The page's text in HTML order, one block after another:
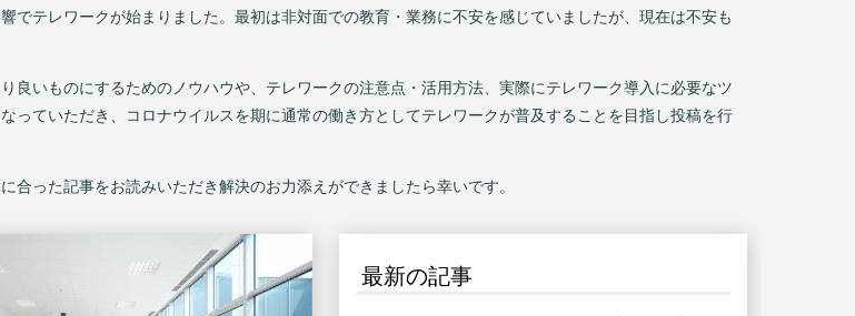
テレワークが始まりました。最初は非対面での教育・業務に不安を感じていましたが、現在は不安も
良いものにするためのノウハウや、テレワークの注意点・活用方法、実際にテレワーク導入に必要なツ
っていただき、コロナウイルスを期に通常の働き方としてテレワークが普及することを目指し投稿を行
った記事をお読みいただき解決のお力添えができましたら幸いです。
最新の記事